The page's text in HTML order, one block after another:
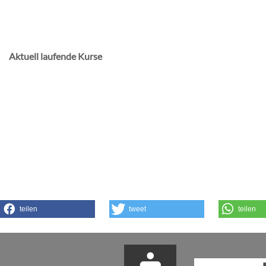
Aktuell laufende Kurse
teilen tweet teilen